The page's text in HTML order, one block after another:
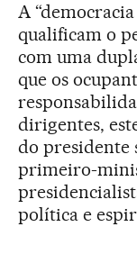
A
qualificam o
com uma
que os
dirigentes,
do presidente
primeiro-
política e